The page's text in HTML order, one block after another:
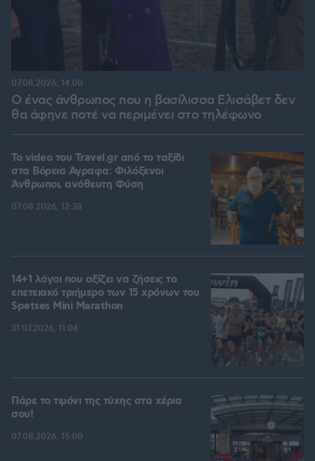
Ο ένας άνθρωπος που η βασίλισσα Ελισάβετ δεν
θα άφηνε ποτέ να περιμένει στο τηλέφωνο
07.08.2026, 14:00
To video του Travel.gr από το ταξίδι
στα Βόρεια Άγραφα: Φιλόξενοι
Άνθρωποι, ανόθευτη Φύση
07.08.2026, 12:38
14+1 λόγοι που αξίζει να ζήσεις το
επετειακό τριήμερο των 15 χρόνων του
Spetses Mini Marathon
31.07.2026, 11:04
Πάρε το τιμόνι της τύχης στα χέρια
σου!
07.08.2026, 15:00